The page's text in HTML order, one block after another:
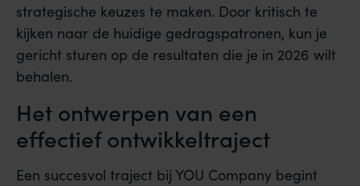
strategische keuzes te maken. Door kritisch te
kijken naar de huidige gedragspatronen, kun je
gericht sturen op de resultaten die je in 2026 wilt
behalen.
Het ontwerpen van een
effectief ontwikkeltraject
Een succesvol traject bij YOU Company begint